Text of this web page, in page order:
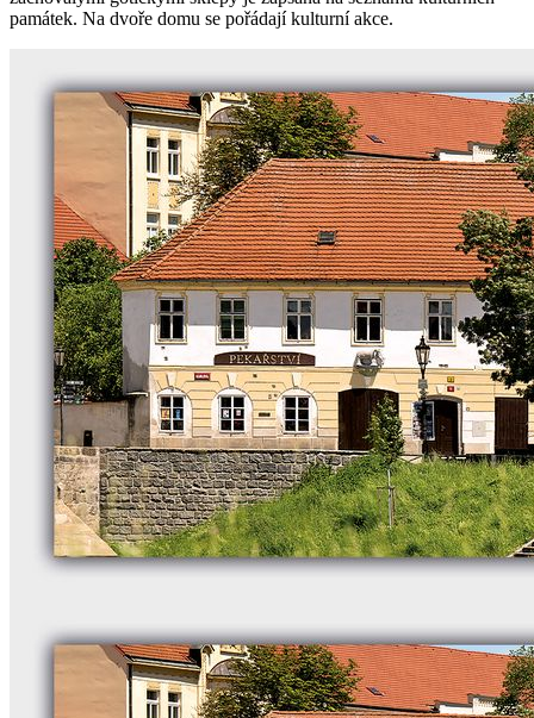
památek. Na dvoře domu se pořádají kulturní akce.